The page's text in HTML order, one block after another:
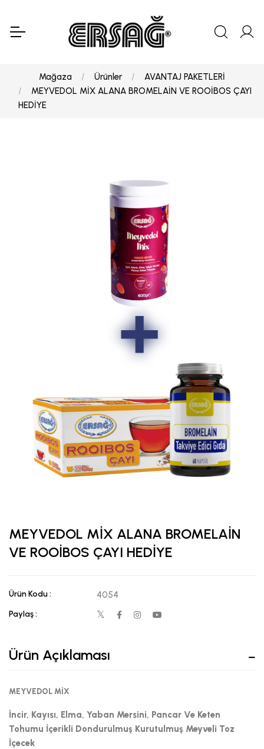
Mağaza Ürünler
AVANTAJ PAKETLERİ
MEYVEDOL MİX ALANA BROMELAİN VE ROOİBOS ÇAYI
HEDİYE
MEYVEDOL MİX ALANA BROMELAİN
VE ROOİBOS ÇAYI HEDİYE
Ürün Kodu : 4054
Paylaş :
Ürün Açıklaması
MEYVEDOL MİX
İncir, Kayısı, Elma, Yaban Mersini, Pancar Ve Keten
Tohumu İçerikli Dondurulmuş Kurutulmuş Meyveli Toz
İçecek